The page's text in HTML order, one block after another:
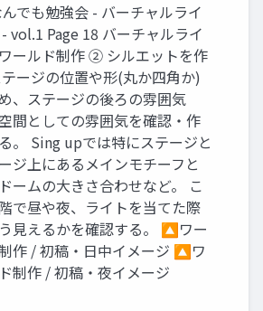
でも勉強会 - バーチャルライ
vol.1 Page 18 バーチャルライ
ールド制作 ② シルエットを作
ージの位置や形(丸か四角か)
、ステージの後ろの雰囲気
間としての雰囲気を確認・作
。 Sing upでは特にステージと
ジ上にあるメインモチーフと
ームの大きさ合わせなど。 こ
で昼や夜、ライトを当てた際
見えるかを確認する。 🔼ワー
作 / 初稿・日中イメージ 🔼ワ
制作 / 初稿・夜イメージ